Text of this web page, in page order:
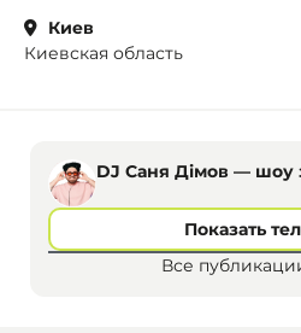
Киев
Киевская область
DJ Саня Дімов — шоу
Показать
Все